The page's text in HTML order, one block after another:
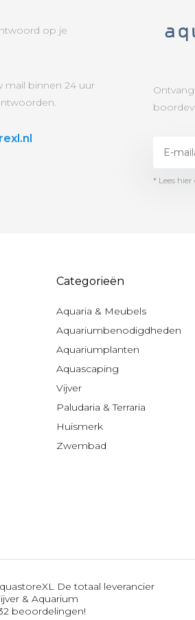
op je
mail binnen 24 uur
* Lees
Categorieën
Aquaria & Meubels
Aquariumbenodigdheden
Aquariumplanten
Aquascaping
Vijver
Paludaria & Terraria
Huismerk
Zwembad
De totaal leverancier
& Aquarium
beoordelingen!